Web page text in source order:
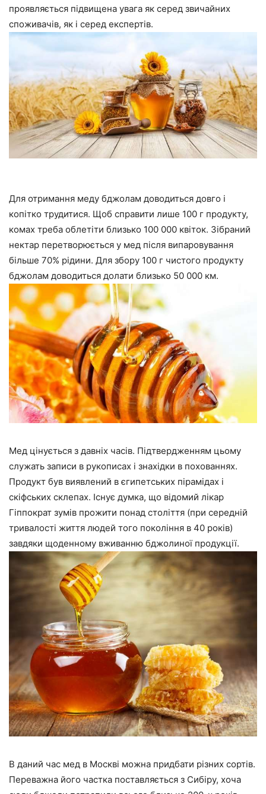
проявляється підвищена увага як серед звичайних
споживачів, як і серед експертів.
Для отримання меду бджолам доводиться довго і
копітко трудитися. Щоб справити лише 100 г продукту,
комах треба облетіти близько 100 000 квіток. Зібраний
нектар перетворюється у мед після випаровування
більше 70% рідини. Для збору 100 г чистого продукту
бджолам доводиться долати близько 50 000 км.
Мед цінується з давніх часів. Підтвердженням цьому
служать записи в рукописах і знахідки в похованнях.
Продукт був виявлений в єгипетських пірамідах і
скіфських склепах. Існує думка, що відомий лікар
Гіппократ зумів прожити понад століття (при середній
тривалості життя людей того покоління в 40 років)
завдяки щоденному вживанню бджолиної продукції.
В даний час мед в Москві можна придбати різних сортів.
Переважна його частка поставляється з Сибіру, хоча